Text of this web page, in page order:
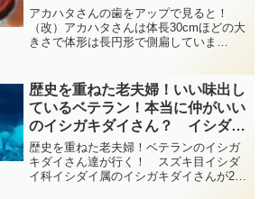
フォト‐tsubuankun
アカハタさんの歯をアップで見ると！
（改）アカハタさんは体長30cmほどの大
きさで体形は長円形で側扁していま
いし目力もあってなかなかの迫力を備え
たアカハタさんです・・・で...
歴史を重ねた老夫婦！いい味出し
ているベテラン！本当に仲がいい
のイシガキダイさん？ イシダイ
科 diving-photo-summary-
tsubuankun
歴史を重ねた老夫婦！ベテランのイシガ
キダイさん達が行く！ スズキ目イシダ
イ科イシダイ属のイシガキダイさんが2匹